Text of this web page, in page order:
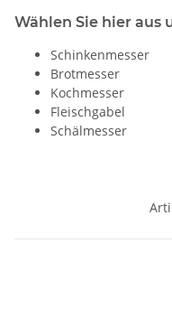
Wählen Sie hier aus
Schinkenmesser
Brotmesser
Kochmesser
Fleischgabel
Schälmesser